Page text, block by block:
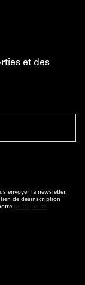
et des
envoyer la newsletter.
de désinscription
politique de